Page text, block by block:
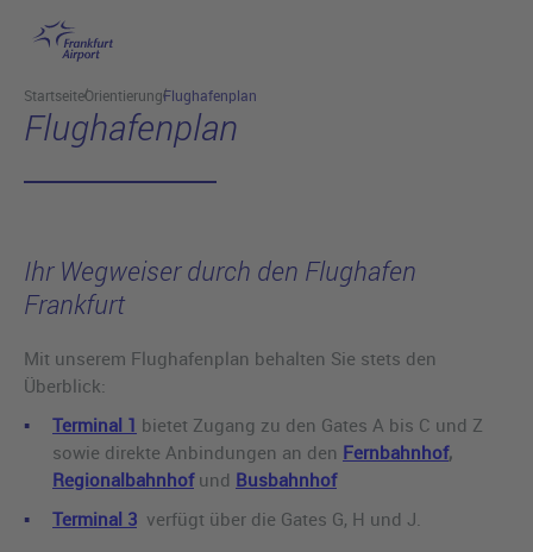
Hauptinhalt anspringen
StartseiteOrientierungFlughafenplan
Flughafenplan
Ihr Wegweiser durch den Flughafen
Frankfurt
Mit unserem Flughafenplan behalten Sie stets den
Überblick:
Terminal 1 bietet Zugang zu den Gates A bis C und Z
sowie direkte Anbindungen an den Fernbahnhof,
Regionalbahnhofund Busbahnhof
Terminal 3 verfügt über die Gates G, H und J.